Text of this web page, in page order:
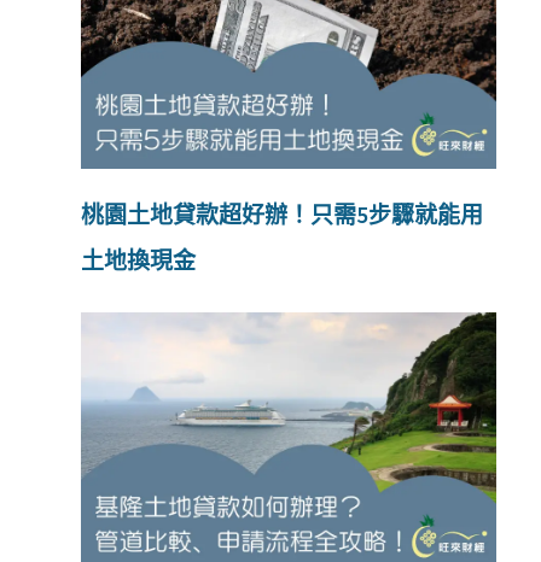
桃園土地貸款超好辦！只需5步驟就能用
土地換現金